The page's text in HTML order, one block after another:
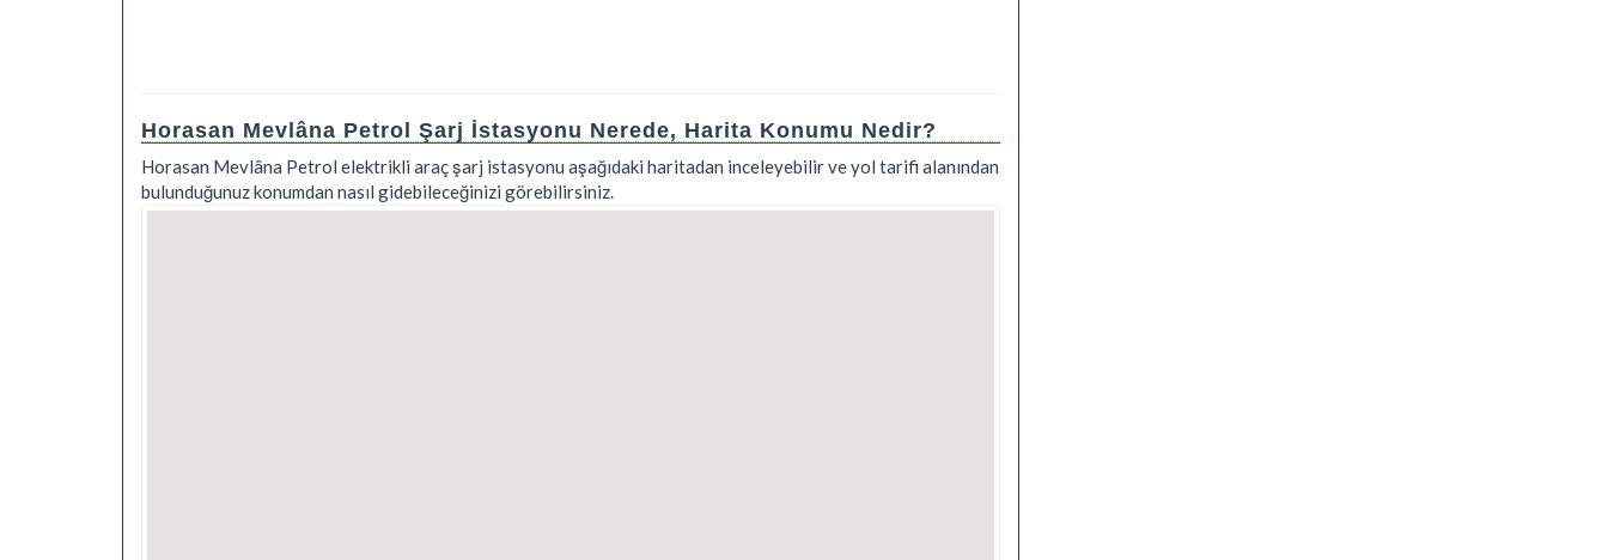
Horasan Mevlâna Petrol Şarj İstasyonu Nerede, Harita Konumu Nedir?
Horasan Mevlâna Petrol elektrikli araç şarj istasyonu aşağıdaki haritadan inceleyebilir ve yol tarifi alanından
bulunduğunuz konumdan nasıl gidebileceğinizi görebilirsiniz.